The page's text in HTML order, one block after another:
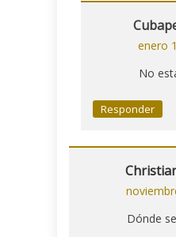
enero
No
Responder
Dónde